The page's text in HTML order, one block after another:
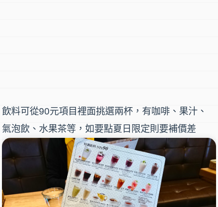
飲料可從90元項目裡面挑選兩杯，有咖啡、果汁、
氣泡飲、水果茶等，如要點夏日限定則要補價差